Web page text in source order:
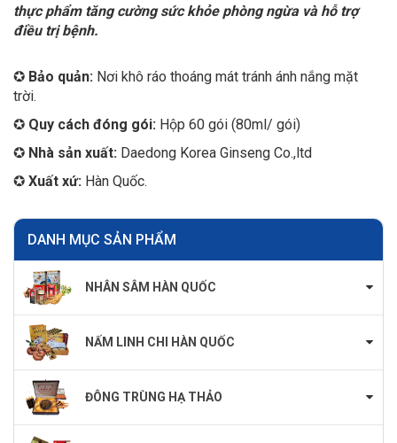
thực phẩm tăng cường sức khỏe phòng ngừa và hỗ trợ
điều trị bệnh.
✪ Bảo quản: Nơi khô ráo thoáng mát tránh ánh nắng mặt
trời.
✪ Quy cách đóng gói: Hộp 60 gói (80ml/ gói)
✪ Nhà sản xuất: Daedong Korea Ginseng Co.,ltd
✪ Xuất xứ: Hàn Quốc.
DANH MỤC SẢN PHẨM
NHÂN SÂM HÀN QUỐC
NẤM LINH CHI HÀN QUỐC
ĐÔNG TRÙNG HẠ THẢO